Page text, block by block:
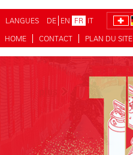
LANGUES DE EN FR IT
HOME
CONTACT PLAN DU SITE